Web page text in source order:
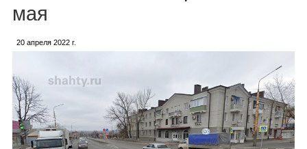
Каталог
мая
20 апреля 2022 г.